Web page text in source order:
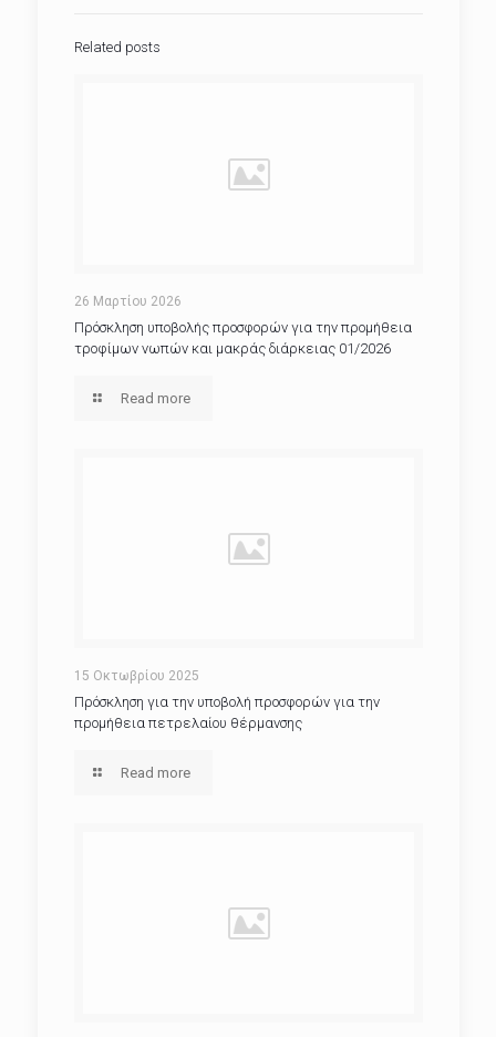
Related posts
26 Μαρτίου 2026
Πρόσκληση υποβολής προσφορών για την προμήθεια
τροφίμων νωπών και μακράς διάρκειας 01/2026
Read more
15 Οκτωβρίου 2025
Πρόσκληση για την υποβολή προσφορών για την
προμήθεια πετρελαίου θέρμανσης
Read more